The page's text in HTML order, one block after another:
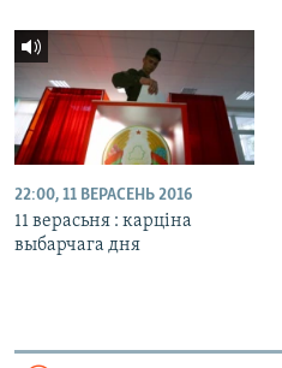
22:00, 11 ВЕРАСЕНЬ 2016
11 верасьня : карціна
выбарчага дня